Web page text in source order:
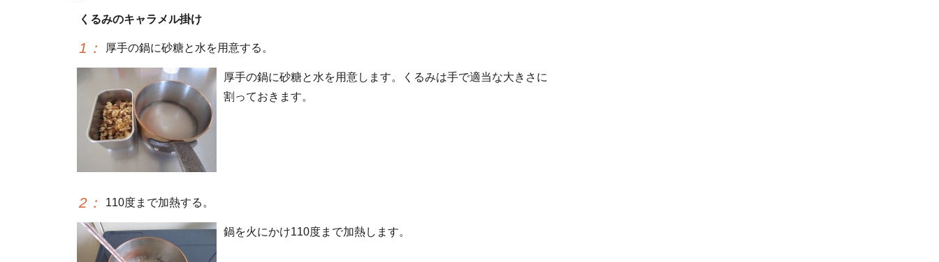
くるみのキャラメル掛け
1 ： 厚手の鍋に砂糖と水を用意する。
厚手の鍋に砂糖と水を用意します。くるみは手で適当な大きさに
割っておきます。
2 ： 110度まで加熱する。
鍋を火にかけ110度まで加熱します。